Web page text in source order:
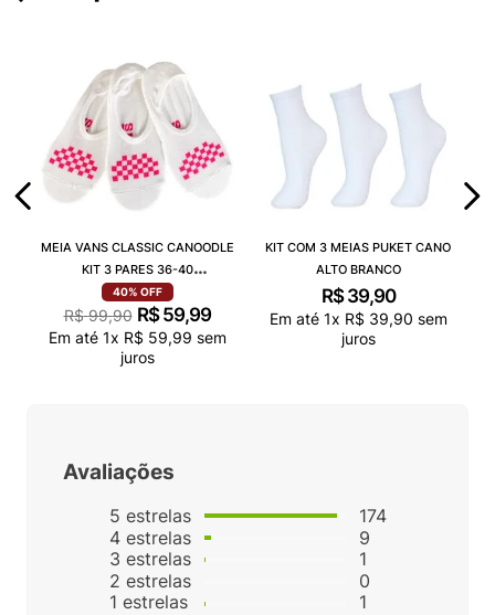
MEIA VANS CLASSIC CANOODLE
KIT 3 PARES 36-40
VN000QCAJU4
40% OFF
R$ 99,90 R$ 59,99
Em até 1x R$ 59,99 sem
juros
KIT COM 3 MEIAS PUKET CANO
ALTO BRANCO
R$ 39,90
Em até 1x R$ 39,90 sem
juros
Avaliações
5 estrelas
4estrelas
3 estrelas
2 estrelas
1 estrelas
174
9
1
0
1